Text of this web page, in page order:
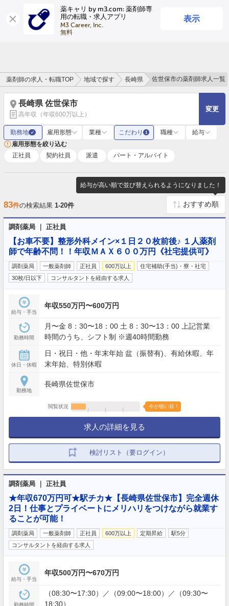
薬キャリ by m3.com: 薬剤師専
用の転職・求人アプリ
M3 Career, Inc.
無料
表示
ログイン
薬剤師の求人・転職TOP 地域で探す 長崎県 佐世保市の薬剤師求人一覧
長崎県 佐世保市
高年収（年収600万以上）
変更
勤務地 ✓ 雇用形態 業種 こだわり 1 職種
給与
雇用形態を絞り込む
正社員
契約社員 派遣 パート・アルバイト
給与が高い順で並び替えられるようになりました！
83件の検索結果 1-20件
調剤薬局 ｜ 正社員
【お車不要】整形外科メイン×１日２０枚前後♪ １人薬剤
師で年齢不問！！年収ＭＡＸ６００万円《社宅提供可》
調剤薬局 一般薬剤師 正社員 600万以上
住宅補助(手当)・寮・社宅
30枚/日以下
コンサルタントを経由する求人
給与・手当
年収550万円〜600万円
勤務時間
月〜金 8：30〜18：00 土 8：30〜13：00 上記営業
時間のうち、シフト制 ※週40時間勤務
休日・休暇
日・祝日・他・年末年始 盆（振替有)、有給休暇、年
末年始、特別休暇
勤務地
長崎県佐世保市
閲覧状況 今が狙い目！
求人の詳細を見る
検討リスト（要ログイン）
調剤薬局 ｜ 正社員
★年収670万円可★駅チカ★【長崎県佐世保市】完全週休
2日！仕事とプライベートにメリハリをつけながら就業す
ることが可能！
調剤薬局 一般薬剤師 正社員 600万以上 定期昇給
駅5分
コンサルタントを経由する求人
給与・手当
年収500万円〜670万円
勤務時間
（08:30〜17:30）／（09:00〜18:00）／（09:30〜
18:30）